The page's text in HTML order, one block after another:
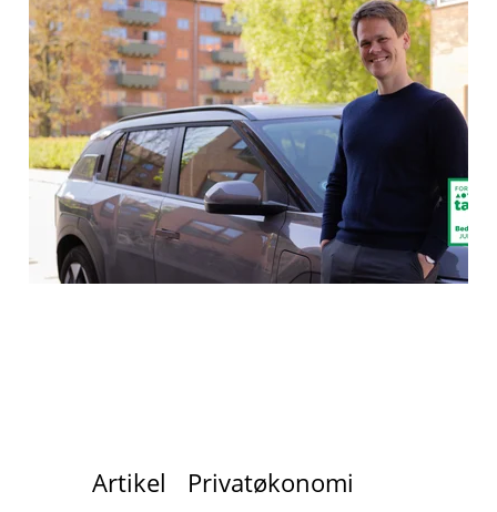
Artikel
Privatøkonomi